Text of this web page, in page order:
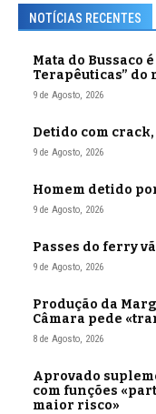
NOTÍCIAS RECENTES
Mata do Bussaco
Terapêuticas” do
9 de Agosto, 2026
Detido com
9 de Agosto, 2026
Homem detido
9 de Agosto, 2026
Passes do ferry
9 de Agosto, 2026
Produção da
Câmara pede
8 de Agosto, 2026
Aprovado
com funções
maior risco»